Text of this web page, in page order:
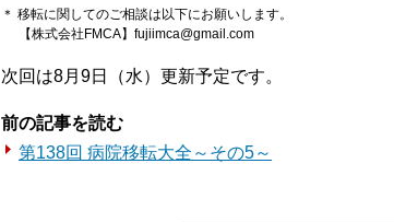
＊ 移転に関してのご相談は以下にお願いします。
【株式会社FMCA】fujiimca@gmail.com
次回は8月9日（水）更新予定です。
前の記事を読む
第138回 病院移転大全～その5～